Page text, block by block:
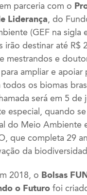
parceria com o
Liderança, do
(GEF na sigla
irão destinar até R$
mestrandos e
ampliar e apoiar
todos os biomas
será em 5 de
especial, quando
do Meio Ambiente
que completa 29
da
2018, o Bolsas
o Futuro foi